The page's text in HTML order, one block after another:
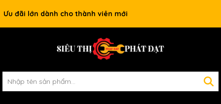
Ưu đãi lớn dành cho thành viên mới